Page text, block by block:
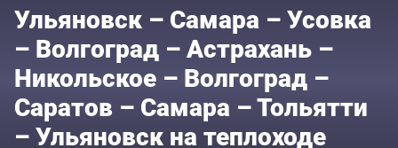
Ульяновск – Самара – Усовка
– Волгоград – Астрахань –
Никольское – Волгоград –
Саратов – Самара – Тольятти
– Ульяновск на теплоходе